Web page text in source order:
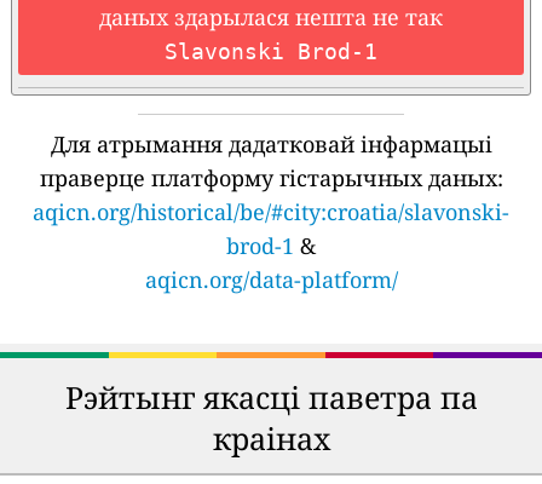
даных здарылася нешта не так
Slavonski Brod-1
Для атрымання дадатковай інфармацыі
праверце платформу гістарычных даных:
aqicn.org/historical/be/#city:croatia/slavonski-
brod-1 &
aqicn.org/data-platform/
Рэйтынг якасці паветра па
краінах